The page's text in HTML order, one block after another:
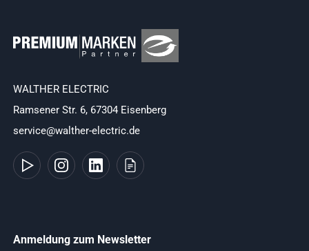
WALTHER ELECTRIC
Ramsener Str. 6, 67304 Eisenberg
service@walther-electric.de
Anmeldung zum Newsletter